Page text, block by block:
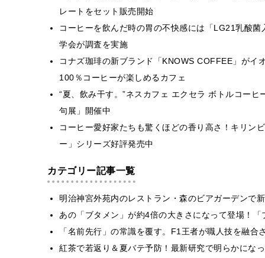
レートをセット販売開始
コーヒーを飲んだ時の胃の不快感には「LG21乳酸
学会が調査を実施
コナズ珈琲の新ブランド「KNOWS COFFEE」が
100％コーヒーが楽しめるカフェ
“夏、飲み干す。”ネスカフェ エクセラ ボトルコー
句展」開催中
コーヒー愛好家たちも驚くほどの香り高さ！キリン
ー」シリーズ好評発売中
カテゴリー記事一覧
明治神宮外苑内のレストラン・森のビアガーデンで
あの「ブタメン」が約4倍の大きさになって登場！
「名前先行」の常識を覆す。F1王者が職人技を融
紅茶で若返り＆夏バテ予防！最新研究で明らかにな